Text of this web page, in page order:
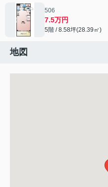
506
7.5万円
5階 / 8.58坪(28.39㎡)
地図